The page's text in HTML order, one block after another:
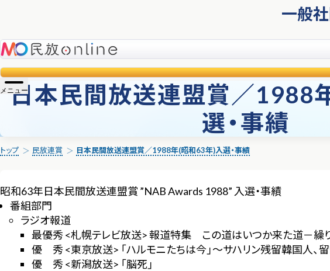
一般
メニュー
日本民間放送連盟賞／1988
選・事績
トップ 民放連賞 日本民間放送連盟賞／1988年(昭和63年)入選・事績
昭和63年日本民間放送連盟賞 ”NAB Awards 1988” 入選・事績
番組部門
ラジオ報道
最優秀 <札幌テレビ放送> 報道特集 この道はいつか来た道－繰
優 秀 <東京放送> 「ハルモニたちは今」～サハリン残留韓国人、
優 秀 <新潟放送> 「脳死」